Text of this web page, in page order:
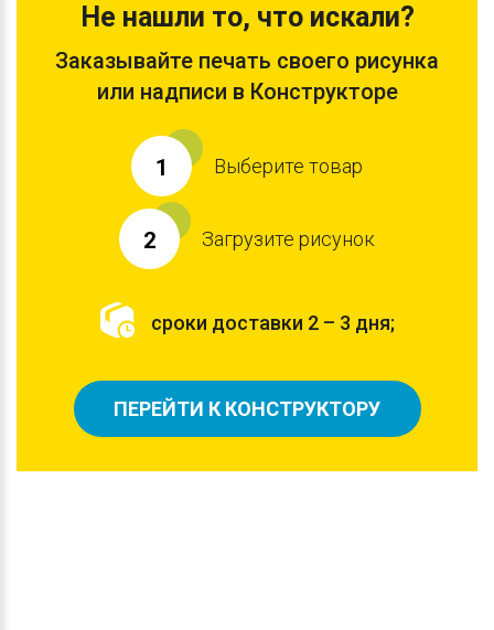
Не нашли то, что искали?
Заказывайте печать своего рисунка
или надписи в Конструкторе
1 Выберите товар
2 Загрузите рисунок
сроки доставки 2 – 3 дня;
ПЕРЕЙТИ К КОНСТРУКТОРУ